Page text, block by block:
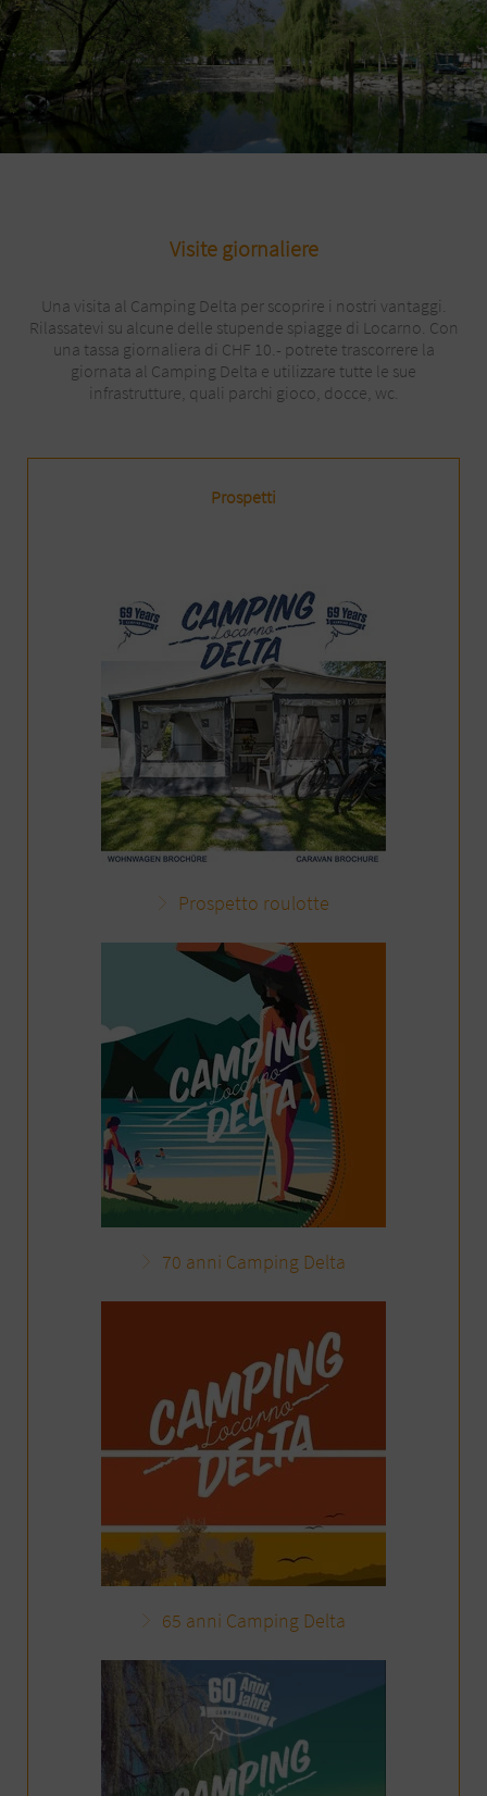
Visite giornaliere
Una visita al Camping Delta per scoprire i nostri vantaggi.
Rilassatevi su alcune delle stupende spiagge di Locarno. Con
una tassa giornaliera di CHF 10.- potrete trascorrere la
giornata al Camping Delta e utilizzare tutte le sue
infrastrutture, quali parchi gioco, docce, wc.
Prospetti
Prospetto roulotte
70 anni Camping Delta
65 anni Camping Delta